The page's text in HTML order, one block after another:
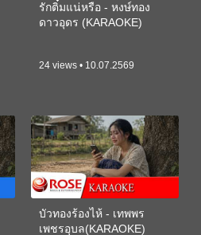
รักติ๋มแน่หรือ - หงษ์ทอง
ดาวอุดร (KARAOKE)
24 views • 10.07.2569
บัวทองร้องไห้ - เทพพร
เพชรอุบล(KARAOKE)